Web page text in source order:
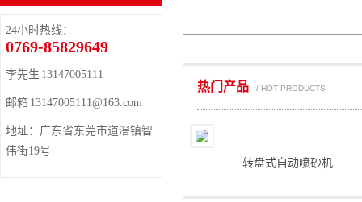
热门产品 / HOT PRODUCTS
转盘式自动喷砂机
24小时热线：
0769-85829649
李先生 13147005111
邮箱 13147005111@163.com
地址：广东省东莞市道滘镇智
伟街19号